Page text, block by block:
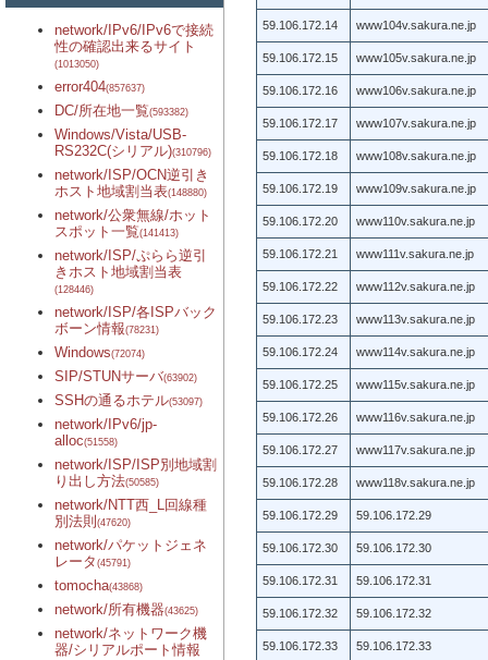
network/IPv6/IPv6で接続
性の確認出来るサイト
(1013050)
error404(857637)
DC/所在地一覧(593382)
Windows/Vista/USB-
RS232C(シリアル)(310796)
network/ISP/OCN逆引き
ホスト地域割当表(148880)
network/公衆無線/ホット
スポット一覧(141413)
network/ISP/ぷらら逆引
きホスト地域割当表
(128446)
network/ISP/各ISPバック
ボーン情報(78231)
Windows(72074)
SIP/STUNサーバ(63902)
SSHの通るホテル(53097)
network/IPv6/jp-
alloc(51558)
network/ISP/ISP別地域割
り出し方法(50585)
network/NTT西_L回線種
別法則(47620)
network/パケットジェネ
レータ (45791)
tomocha(43868)
network/所有機器(43625)
network/ネットワーク機
器/シリアルポート情報
59.106.172.14 www104v.sakura.ne.jp
59.106.172.15 www105v.sakura.ne.jp
59.106.172.16 www106v.sakura.ne.jp
59.106.172.17 www107v.sakura.ne.jp
59.106.172.18 www108v.sakura.ne.jp
59.106.172.19 www109v.sakura.ne.jp
59.106.172.20 www110v.sakura.ne.jp
59.106.172.21 www111v.sakura.ne.jp
59.106.172.22 www112v.sakura.ne.jp
59.106.172.23 www113v.sakura.ne.jp
59.106.172.24 www114v.sakura.ne.jp
59.106.172.25 www115v.sakura.ne.jp
59.106.172.26 www116v.sakura.ne.jp
59.106.172.27 www117v.sakura.ne.jp
59.106.172.28 www118v.sakura.ne.jp
59.106.172.29 59.106.172.29
59.106.172.30 59.106.172.30
59.106.172.31 59.106.172.31
59.106.172.32 59.106.172.32
59.106.172.33 59.106.172.33